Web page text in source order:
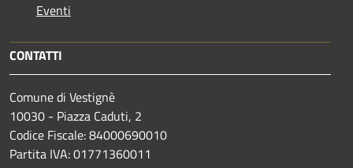
Eventi
CONTATTI
Comune di Vestignè
10030 - Piazza Caduti, 2
Codice Fiscale: 84000690010
Partita IVA: 01771360011